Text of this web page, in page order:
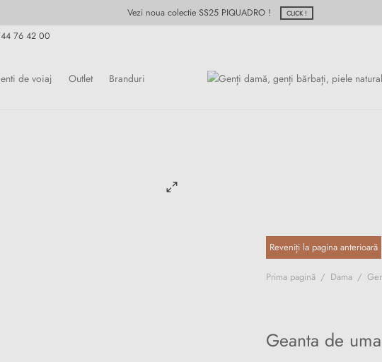
Vezi noua colectie SS25 PIQUADRO ! CLICK !
76 42 00
de voiaj Outlet Branduri
Prima pagină / Dama /
Geanta de